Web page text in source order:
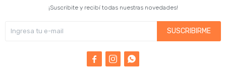
¡Suscribite y recibí todas nuestras novedades!
SUSCRIBIRME
  